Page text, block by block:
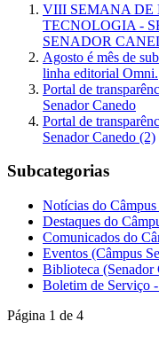
VIII SEMANA DE
TECNOLOGIA -
SENADOR
Agosto é mês de
linha editorial Omni.
Portal de
Senador Canedo
Portal de
Senador Canedo (2)
Subcategorias
Notícias do
Destaques do
Comunicados do
Eventos (Câmpus
Biblioteca (Senador
Boletim de Serviço
Página 1 de 4